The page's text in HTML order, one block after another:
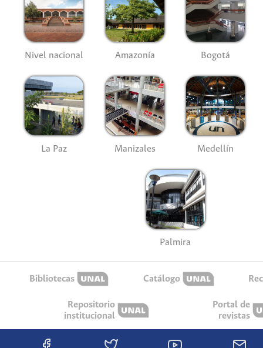
Nivel nacional Amazonía Bogotá
La Paz Manizales Medellín
Palmira
Bibliotecas Catálogo
Repositorio
institucional
Portal de
revistas